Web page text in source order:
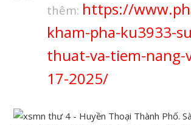
thêm: https://
kham-pha-ku3933-
thuat-va-tiem-nang-
17-2025/